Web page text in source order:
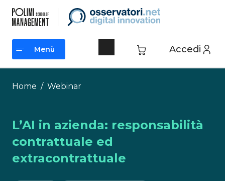
contenuto
Accedi
Menù
Menù
Home / Webinar
L’AI in azienda: responsabilità
contrattuale ed
extracontrattuale